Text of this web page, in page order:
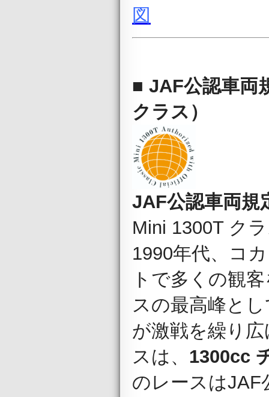
図
■ JAF公認車
クラス）
JAF公認車両
Mini 1300T ク
1990年代、コ
トで多くの観
スの最高峰と
が激戦を繰り
スは、 1300cc
のレースはJAF